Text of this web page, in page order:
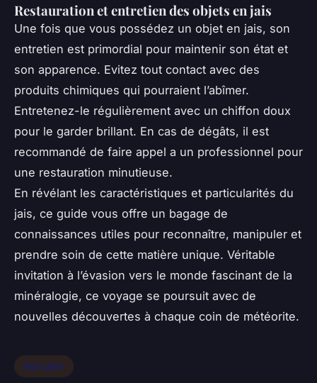
Restauration et entretien des objets en jais
Une fois que vous possédez un objet en jais, son
entretien est primordial pour maintenir son état et
son apparence. Evitez tout contact avec des
produits chimiques qui pourraient l’abîmer.
Entretenez-le régulièrement avec un chiffon doux
pour le garder brillant. En cas de dégâts, il est
recommandé de faire appel a un professionnel pour
une restauration minutieuse.
En révélant les caractéristiques et particularités du
jais, ce guide vous offre un bagage de
connaissances utiles pour reconnaître, manipuler et
prendre soin de cette matière unique. Véritable
invitation à l’évasion vers le monde fascinant de la
minéralogie, ce voyage se poursuit avec de
nouvelles découvertes à chaque coin de météorite.
Bon plan